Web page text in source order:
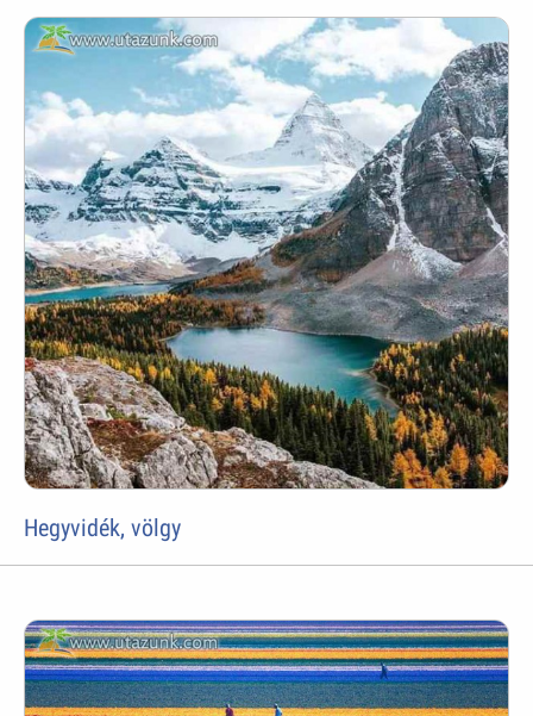
Hegyvidék, völgy